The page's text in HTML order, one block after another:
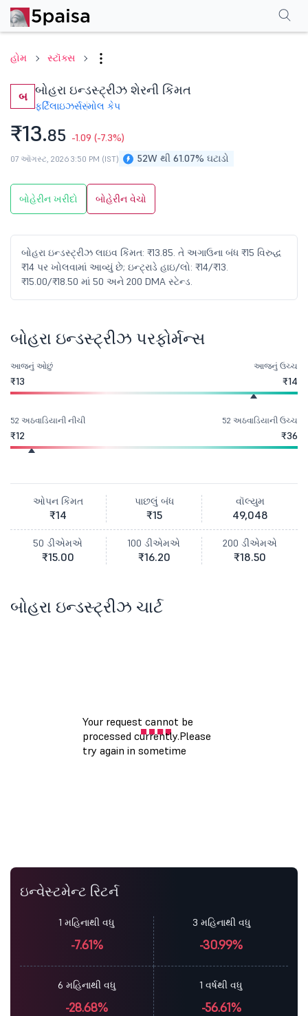
હોમ સ્ટૉક્સ
બ બોહરા ઇન્ડસ્ટ્રીઝ શેરની કિંમત
ફર્ટિલાઇઝર્સસ્મોલ કેપ
₹13.85 -1.09 (-7.3%)
52W થી 61.07% ઘટાડો
07 ઑગસ્ટ, 2026 3:50 PM (IST)
બોહેરીન ખરીદો બોહેરીન વેચો
બોહરા ઇન્ડસ્ટ્રીઝ લાઇવ કિંમત: ₹13.85. તે અગાઉના બંધ ₹15 વિરુદ્ધ
₹14 પર ખોલવામાં આવ્યું છે; ઇન્ટ્રાડે હાઇ/લો: ₹14/₹13.
₹15.00/₹18.50 માં 50 અને 200 DMA સ્ટેન્ડ.
પરફોર્મન્સફાઇનાન્શિયલ્સ વધુ
બોહરા ઇન્ડસ્ટ્રીઝ પરફોર્મન્સ
આજનું ઓછું
₹13
આજનું ઉચ્ચ
₹14
52 અઠવાડિયાની નીચી
₹12
52 અઠવાડિયાની ઉચ્ચ
₹36
ઓપન કિંમત
₹14
પાછલું બંધ
₹15
વૉલ્યુમ
49,048
50 ડીએમએ
₹15.00
100 ડીએમએ
₹16.20
200 ડીએમએ
₹18.50
બોહરા ઇન્ડસ્ટ્રીઝ ચાર્ટ
ઇન્વેસ્ટમેન્ટ રિટર્ન
1 મહિનાથી વધુ
-7.61%
3 મહિનાથી વધુ
-30.99%
6 મહિનાથી વધુ
-28.68%
1 વર્ષથી વધુ
-56.61%